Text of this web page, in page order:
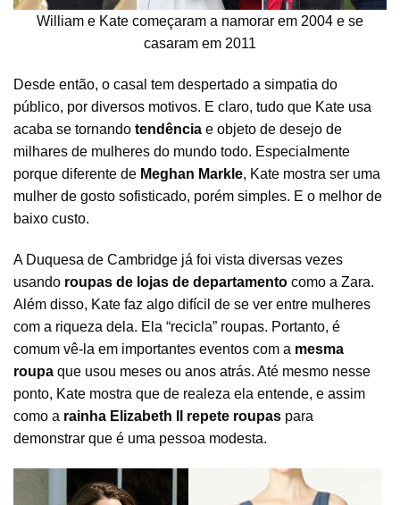
William e Kate começaram a namorar em 2004 e se
casaram em 2011
Desde então, o casal tem despertado a simpatia do
público, por diversos motivos. E claro, tudo que Kate usa
acaba se tornando tendência e objeto de desejo de
milhares de mulheres do mundo todo. Especialmente
porque diferente de Meghan Markle, Kate mostra ser uma
mulher de gosto sofisticado, porém simples. E o melhor de
baixo custo.
A Duquesa de Cambridge já foi vista diversas vezes
usando roupas de lojas de departamento como a Zara.
Além disso, Kate faz algo difícil de se ver entre mulheres
com a riqueza dela. Ela “recicla” roupas. Portanto, é
comum vê-la em importantes eventos com a mesma
roupa que usou meses ou anos atrás. Até mesmo nesse
ponto, Kate mostra que de realeza ela entende, e assim
como a rainha Elizabeth II repete roupas para
demonstrar que é uma pessoa modesta.